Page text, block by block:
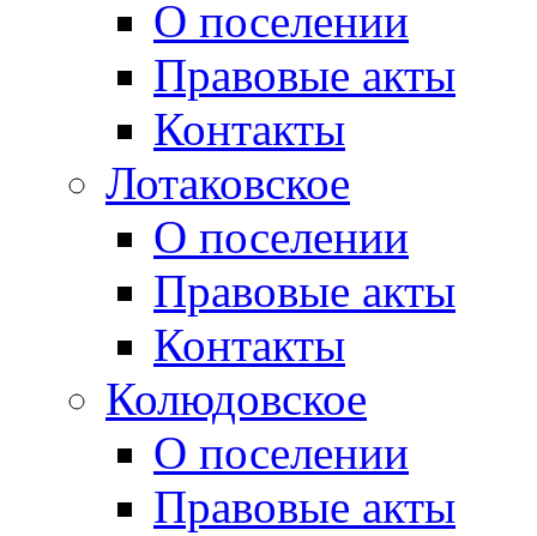
О поселении
Правовые акты
Контакты
Лотаковское
О поселении
Правовые акты
Контакты
Колюдовское
О поселении
Правовые акты